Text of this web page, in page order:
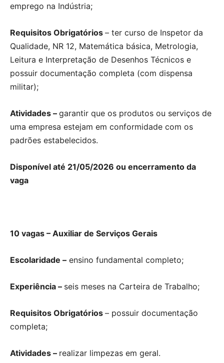
emprego na Indústria;
Requisitos Obrigatórios – ter curso de Inspetor da
Qualidade, NR 12, Matemática básica, Metrologia,
Leitura e Interpretação de Desenhos Técnicos e
possuir documentação completa (com dispensa
militar);
Atividades – garantir que os produtos ou serviços de
uma empresa estejam em conformidade com os
padrões estabelecidos.
Disponível até 21/05/2026 ou encerramento da
vaga
10 vagas – Auxiliar de Serviços Gerais
Escolaridade – ensino fundamental completo;
Experiência – seis meses na Carteira de Trabalho;
Requisitos Obrigatórios – possuir documentação
completa;
Atividades – realizar limpezas em geral.